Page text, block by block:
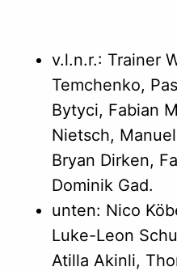
v.l.n.r.: Trainer
Temchenko,
Bytyci, Fabian
Nietsch,
Bryan Dirken,
Dominik Gad.
unten: Nico
Luke-Leon
Atilla Akinli,